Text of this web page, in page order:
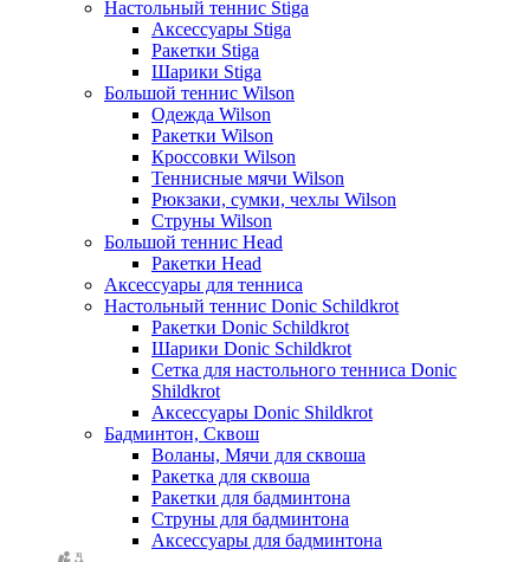
Настольный теннис Stiga
Аксессуары Stiga
Ракетки Stiga
Шарики Stiga
Большой теннис Wilson
Одежда Wilson
Ракетки Wilson
Кроссовки Wilson
Теннисные мячи Wilson
Рюкзаки, сумки, чехлы Wilson
Струны Wilson
Большой теннис Head
Ракетки Head
Аксессуары для тенниса
Настольный теннис Donic Schildkrot
Ракетки Donic Schildkrot
Шарики Donic Schildkrot
Сетка для настольного тенниса Donic
Shildkrot
Аксессуары Donic Shildkrot
Бадминтон, Сквош
Воланы, Мячи для сквоша
Ракетка для сквоша
Ракетки для бадминтона
Струны для бадминтона
Аксессуары для бадминтона